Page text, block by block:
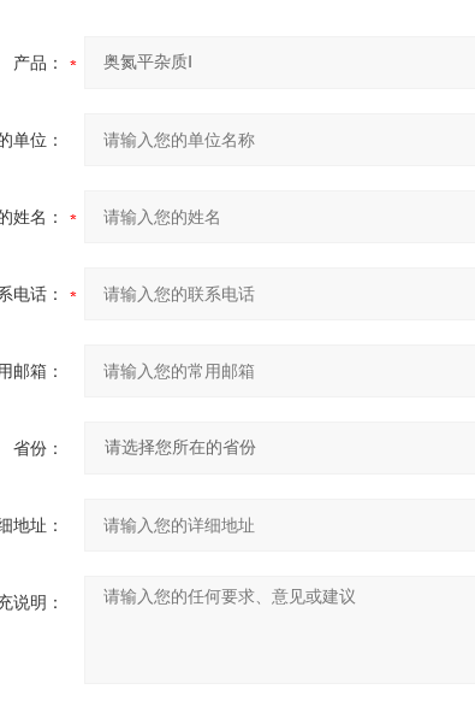
产品：
单位：
姓名：
电话：
邮箱：
省份：
地址：
说明：